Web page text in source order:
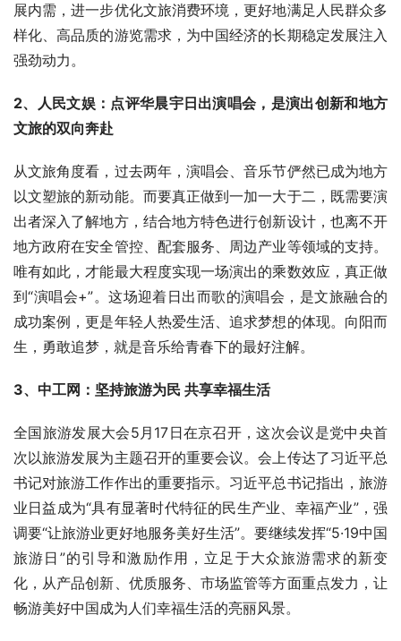
展内需，进一步优化文旅消费环境，更好地满足人民群众多
样化、高品质的游览需求，为中国经济的长期稳定发展注入
强劲动力。
2、人民文娱：点评华晨宇日出演唱会，是演出创新和地方
文旅的双向奔赴
从文旅角度看，过去两年，演唱会、音乐节俨然已成为地方
以文塑旅的新动能。而要真正做到一加一大于二，既需要演
出者深入了解地方，结合地方特色进行创新设计，也离不开
地方政府在安全管控、配套服务、周边产业等领域的支持。
唯有如此，才能最大程度实现一场演出的乘数效应，真正做
到“演唱会+”。这场迎着日出而歌的演唱会，是文旅融合的
成功案例，更是年轻人热爱生活、追求梦想的体现。向阳而
生，勇敢追梦，就是音乐给青春下的最好注解。
3、中工网：坚持旅游为民 共享幸福生活
全国旅游发展大会5月17日在京召开，这次会议是党中央首
次以旅游发展为主题召开的重要会议。会上传达了习近平总
书记对旅游工作作出的重要指示。习近平总书记指出，旅游
业日益成为“具有显著时代特征的民生产业、幸福产业”，强
调要“让旅游业更好地服务美好生活”。要继续发挥“5·19中国
旅游日”的引导和激励作用，立足于大众旅游需求的新变
化，从产品创新、优质服务、市场监管等方面重点发力，让
畅游美好中国成为人们幸福生活的亮丽风景。